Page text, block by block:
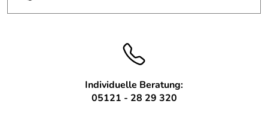
wird mitgeliefert
wird mitgeliefert
Individuelle Beratung:
05121 - 28 29 320